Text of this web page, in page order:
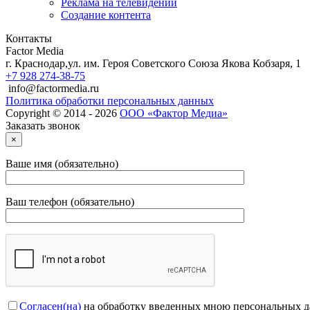
Создание контента
Контакты
Factor Media
г. Краснодар,ул. им. Героя Советского Союза Якова Кобзаря, 1
+7 928 274-38-75
info@factormedia.ru
Политика обработки персональных данных
Copyright © 2014 - 2026 ООО «Фактор Медиа»
Заказать звонок
×
Ваше имя (обязательно)
Ваш телефон (обязательно)
Согласен(на) на обработку введенных мною персональных